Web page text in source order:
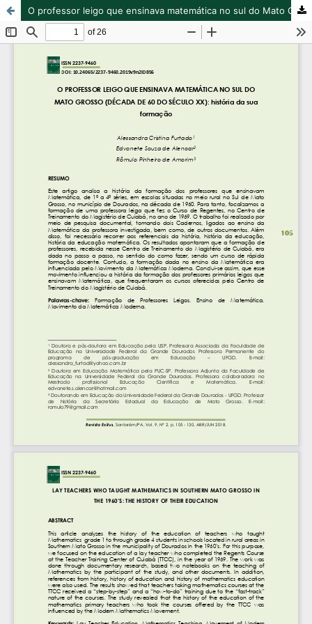
O professor leigo que ensinava matemática no sul do Mato Grosso (década de 60 do século XX): história da sua formação